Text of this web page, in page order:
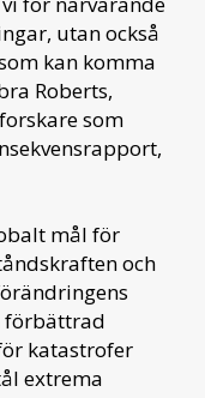
utan också
kan komma
Roberts,
som
mål för
och
förbättrad
katastrofer
extrema